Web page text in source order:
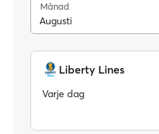
Månad
Augusti
Liberty Lines
Varje dag